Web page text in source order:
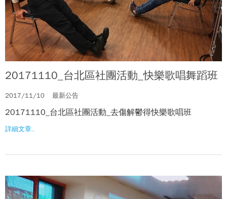
20171110_台北區社團活動_快樂歌唱舞蹈班
2017/11/10 最新公告
20171110_台北區社團活動_去傷解鬱得快樂歌唱班
詳細文章..